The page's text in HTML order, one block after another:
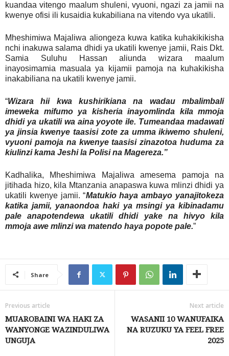
kuandaa vitengo maalum shuleni, vyuoni, ngazi za jamii na
kwenye ofisi ili kusaidia kukabiliana na vitendo vya ukatili.
Mheshimiwa Majaliwa aliongeza kuwa katika kuhakikikisha
nchi inakuwa salama dhidi ya ukatili kwenye jamii, Rais Dkt.
Samia Suluhu Hassan aliunda wizara maalum
inayosimamia masuala ya kijamii pamoja na kuhakikisha
inakabiliana na ukatili kwenye jamii.
“Wizara hii kwa kushirikiana na wadau mbalimbali
imeweka mifumo ya kisheria inayomlinda kila mmoja
dhidi ya ukatili wa aina yoyote ile. Tumeandaa madawati
ya jinsia kwenye taasisi zote za umma ikiwemo shuleni,
vyuoni pamoja na kwenye taasisi zinazotoa huduma za
kiulinzi kama Jeshi la Polisi na Magereza.”
Kadhalika, Mheshimiwa Majaliwa amesema pamoja na
jitihada hizo, kila Mtanzania anapaswa kuwa mlinzi dhidi ya
ukatili kwenye jamii. “Matukio haya ambayo yanajitokeza
katika jamii, yanaondoa haki ya msingi ya kibinadamu
pale anapotendewa ukatili dhidi yake na hivyo kila
mmoja awe mlinzi wa matendo haya popote pale.”
Share
Previous article
MUAROBAINI WA HAKI ZA
WANYONGE WAZINDULIWA
UNGUJA
Next article
WASANII 10 WANUFAIKA
NA RUZUKU YA FEEL FREE
2025